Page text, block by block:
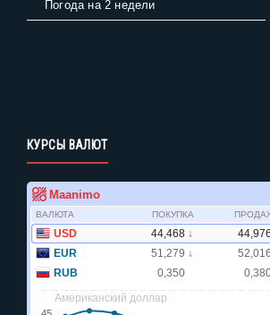
Погода на 2 недели
КУРСЫ ВАЛЮТ